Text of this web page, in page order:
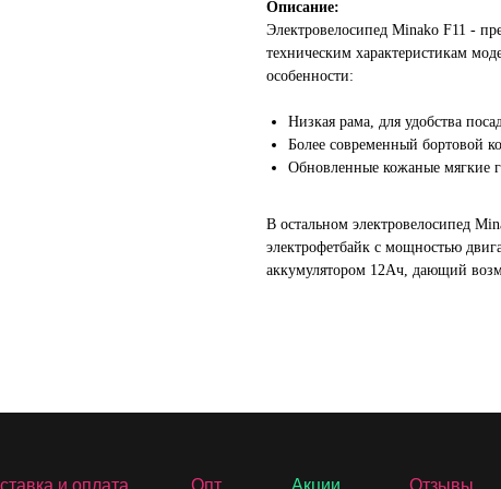
Описание:
Электровелосипед Minako F11 -
техническим характеристикам
особенности:
Низкая рама, для удобства
Более современный бортовой
Обновленные кожаные мягкие
В остальном электровелосипед
электрофетбайк с мощностью
аккумулятором 12Ач, дающий